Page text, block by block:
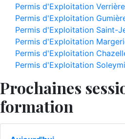
Permis d'Exploitation
Permis d'Exploitation
Permis d'Exploitation Saint-
Permis d'Exploitation
Permis d'Exploitation
Permis d'Exploitation
Prochaines
formation